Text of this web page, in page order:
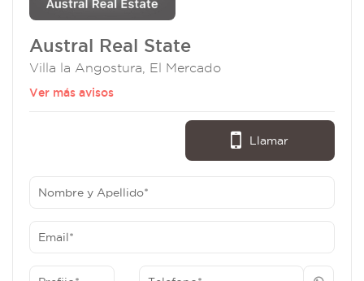
Austral Real State
Villa la Angostura, El Mercado
Ver más avisos
Llamar